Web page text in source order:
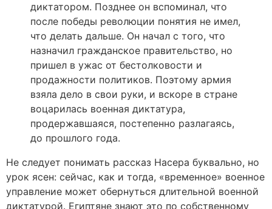
диктатором. Позднее он вспоминал, что
после победы революции понятия не имел,
что делать дальше. Он начал с того, что
назначил гражданское правительство, но
пришел в ужас от бестолковости и
продажности политиков. Поэтому армия
взяла дело в свои руки, и вскоре в стране
воцарилась военная диктатура,
продержавшаяся, постепенно разлагаясь,
до прошлого года.
Не следует понимать рассказ Насера буквально, но
урок ясен: сейчас, как и тогда, «временное» военное
управление может обернуться длительной военной
диктатурой. Египтяне знают это по собственному